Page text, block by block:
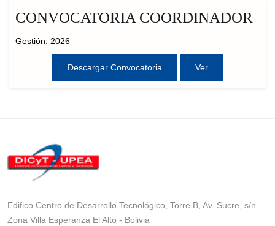
CONVOCATORIA COORDINADOR
Gestión: 2026
Descargar Convocatoria Ver
Edifico Centro de Desarrollo Tecnológico, Torre B, Av. Sucre, s/n
Zona Villa Esperanza El Alto - Bolivia